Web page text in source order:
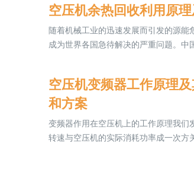
空压机余热回收利用原
随着机械工业的迅速发展而引发的源能
成为世界各国急待解决的严重问题。中
空压机变频器工作原理
和方案
变频器作用在空压机上的工作原理我们
转速与空压机的实际消耗功率成一次方